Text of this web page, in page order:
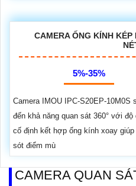
CAMERA ỐNG KÍNH KÉP
5%-35%
Camera IMOU IPC-S20EP-
đến khả năng quan sát 360° với
cố định kết hợp ống kính xoay
sót điểm mù
CAMERA QUAN